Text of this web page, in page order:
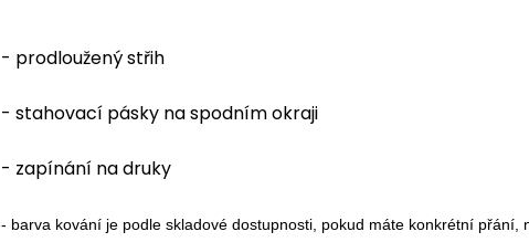
- prodloužený střih
- stahovací pásky na spodním okraji
- zapínání na druky
- barva kování je podle skladové dostupnosti, pokud máte konkrétní přání,